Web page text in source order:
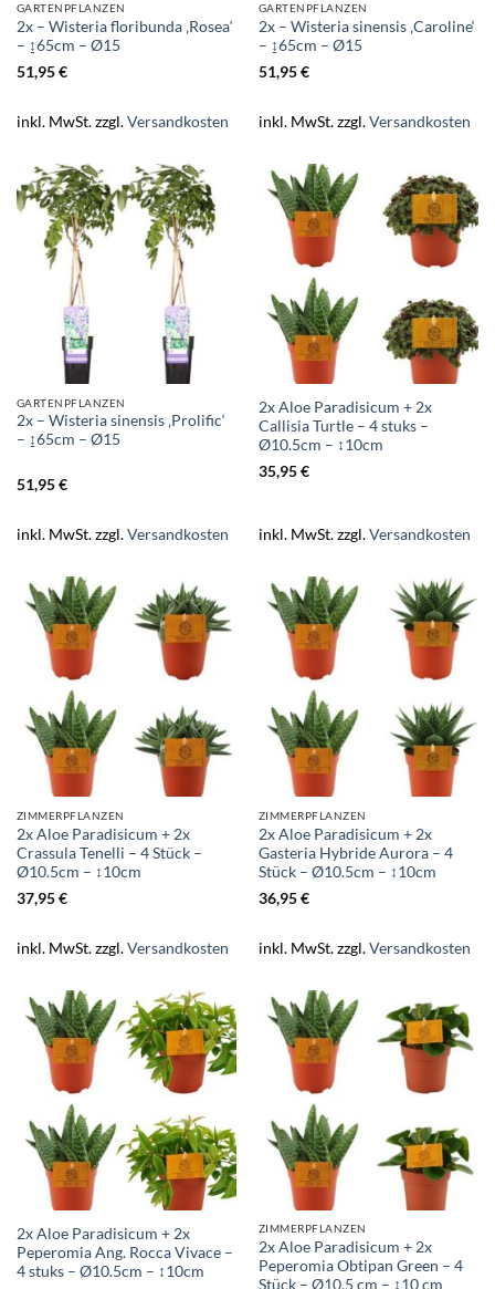
GARTENPFLANZEN
2x – Wisteria floribunda ‚Rosea‘
– ↨65cm – Ø15
51,95€
inkl. MwSt.zzgl.Versandkosten
GARTENPFLANZEN
2x – Wisteria sinensis ‚Caroline‘
– ↨65cm – Ø15
51,95€
inkl. MwSt.zzgl.Versandkosten
GARTENPFLANZEN
2x – Wisteria sinensis ‚Prolific‘
– ↨65cm – Ø15
51,95€
inkl. MwSt.zzgl.Versandkosten
2x Aloe Paradisicum + 2x
Callisia Turtle – 4 stuks –
Ø10.5cm – ↕10cm
35,95€
inkl. MwSt.zzgl.Versandkosten
ZIMMERPFLANZEN
2x Aloe Paradisicum + 2x
Crassula Tenelli – 4 Stück –
Ø10.5cm – ↕10cm
37,95€
inkl. MwSt.zzgl.Versandkosten
ZIMMERPFLANZEN
2x Aloe Paradisicum + 2x
Gasteria Hybride Aurora – 4
Stück – Ø10.5cm – ↕10cm
36,95€
inkl. MwSt.zzgl.Versandkosten
2x Aloe Paradisicum + 2x
Peperomia Ang. Rocca Vivace –
4 stuks – Ø10.5cm – ↕10cm
ZIMMERPFLANZEN
2x Aloe Paradisicum + 2x
Peperomia Obtipan Green – 4
Stück – Ø10.5 cm – ↕10 cm